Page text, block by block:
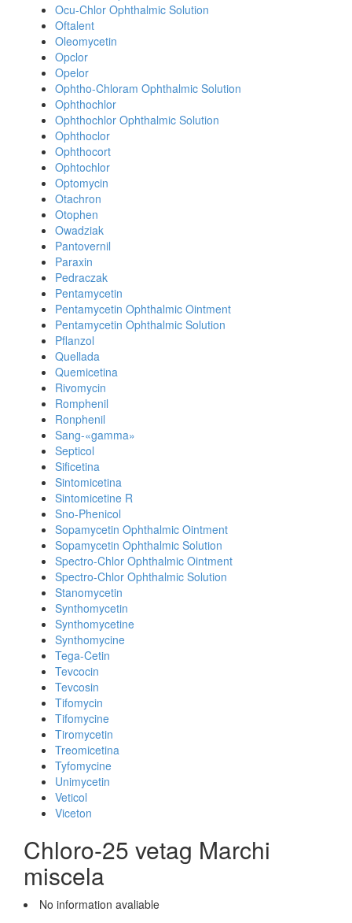
Ocu-Chlor Ophthalmic Solution
Oftalent
Oleomycetin
Opclor
Opelor
Ophtho-Chloram Ophthalmic Solution
Ophthochlor
Ophthochlor Ophthalmic Solution
Ophthoclor
Ophthocort
Ophtochlor
Optomycin
Otachron
Otophen
Owadziak
Pantovernil
Paraxin
Pedraczak
Pentamycetin
Pentamycetin Ophthalmic Ointment
Pentamycetin Ophthalmic Solution
Pflanzol
Quellada
Quemicetina
Rivomycin
Romphenil
Ronphenil
Sang-«gamma»
Septicol
Sificetina
Sintomicetina
Sintomicetine R
Sno-Phenicol
Sopamycetin Ophthalmic Ointment
Sopamycetin Ophthalmic Solution
Spectro-Chlor Ophthalmic Ointment
Spectro-Chlor Ophthalmic Solution
Stanomycetin
Synthomycetin
Synthomycetine
Synthomycine
Tega-Cetin
Tevcocin
Tevcosin
Tifomycin
Tifomycine
Tiromycetin
Treomicetina
Tyfomycine
Unimycetin
Veticol
Viceton
Chloro-25 vetag Marchi
miscela
No information avaliable